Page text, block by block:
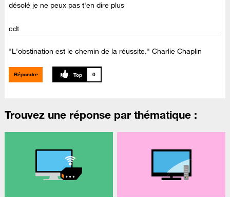
désolé je ne peux pas t'en dire plus
cdt
"L'obstination est le chemin de la réussite." Charlie Chaplin
Répondre 0
Trouvez une réponse par thématique :